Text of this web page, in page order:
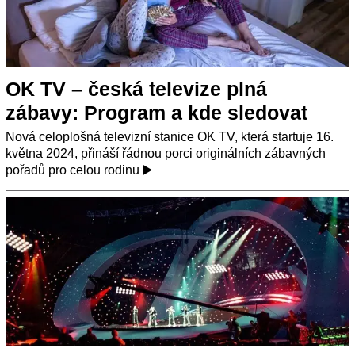
OK TV – česká televize plná
zábavy: Program a kde sledovat
Nová celoplošná televizní stanice OK TV, která startuje 16.
května 2024, přináší řádnou porci originálních zábavných
pořadů pro celou rodinu ▶️